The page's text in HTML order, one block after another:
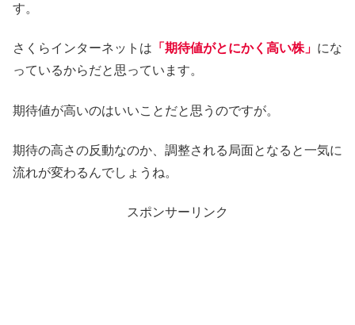
す。
さくらインターネットは 「期待値がとにかく高い株」 にな
っているからだと思っています。
期待値が高いのはいいことだと思うのですが。
期待の高さの反動なのか、調整される局面となると一気に
流れが変わるんでしょうね。
スポンサーリンク